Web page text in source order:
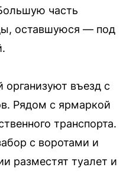
часть
оставшуюся — под
организуют въезд с
Рядом с ярмаркой
транспорта.
с воротами и
разместят туалет и